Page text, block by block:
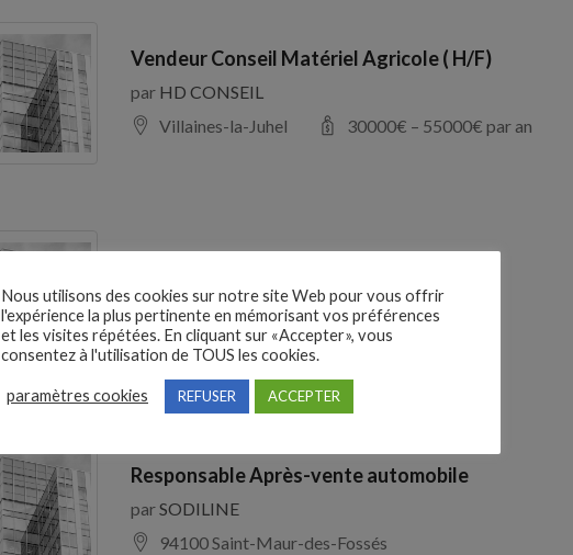
Vendeur Conseil Matériel Agricole ( H/F)
par HD CONSEIL
Villaines-la-Juhel
30000€ – 55000€ par an
parFrance Galop
Maisons-Laffitte
27000
Responsable Après-vente automobile
parSODILINE
94100 Saint-Maur-des-Fossés
Nous utilisons des cookies sur notre site Web pour vous offrir
l'expérience la plus pertinente en mémorisant vos préférences
et les visites répétées. En cliquant sur «Accepter», vous
consentez à l'utilisation de TOUS les cookies.
paramètres cookies REFUSER ACCEPTER